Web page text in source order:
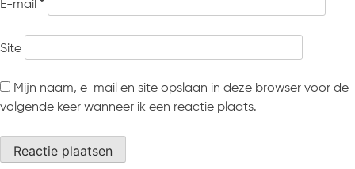
E-mail *
Site
Mijn naam, e-mail en site opslaan in deze browser voor de
volgende keer wanneer ik een reactie plaats.